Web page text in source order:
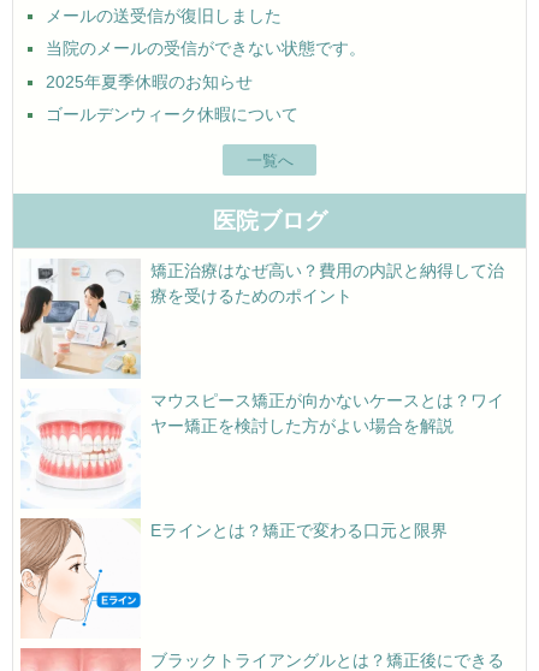
メールの送受信が復旧しました
当院のメールの受信ができない状態です。
2025年夏季休暇のお知らせ
ゴールデンウィーク休暇について
一覧へ
医院ブログ
矯正治療はなぜ高い？費用の内訳と納得して治
療を受けるためのポイント
マウスピース矯正が向かないケースとは？ワイ
ヤー矯正を検討した方がよい場合を解説
Eラインとは？矯正で変わる口元と限界
ブラックトライアングルとは？矯正後にできる